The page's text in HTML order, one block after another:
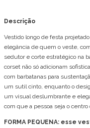
Descrição
Vestido longo de festa
elegância de quem o veste,
sedutor e corte estratégico na
corset não só adicionam
com barbatanas para
um sutil cinto, enquanto o
um visual deslumbrante e
com que a pessoa seja o centro
FORMA PEQUENA: esse